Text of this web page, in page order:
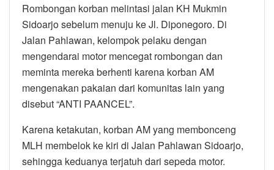
Rombongan korban melintasi jalan KH Mukmin
Sidoarjo sebelum menuju ke Jl. Diponegoro. Di
Jalan Pahlawan, kelompok pelaku dengan
mengendarai motor mencegat rombongan dan
meminta mereka berhenti karena korban AM
mengenakan pakaian dari komunitas lain yang
disebut “ANTI PAANCEL”.
Karena ketakutan, korban AM yang membonceng
MLH membelok ke kiri di Jalan Pahlawan Sidoarjo,
sehingga keduanya terjatuh dari sepeda motor.